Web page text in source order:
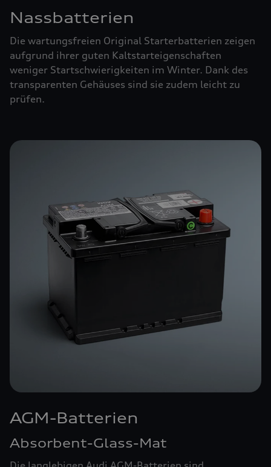
Nassbatterien
Die wartungsfreien Original Starterbatterien zeigen
aufgrund ihrer guten Kaltstarteigenschaften
weniger Startschwierigkeiten im Winter. Dank des
transparenten Gehäuses sind sie zudem leicht zu
prüfen.
AGM-Batterien
Absorbent-Glass-Mat